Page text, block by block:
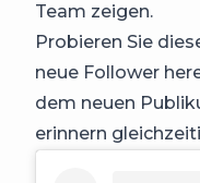
Team zeigen.
Probieren Sie
neue Follower
dem neuen
erinnern